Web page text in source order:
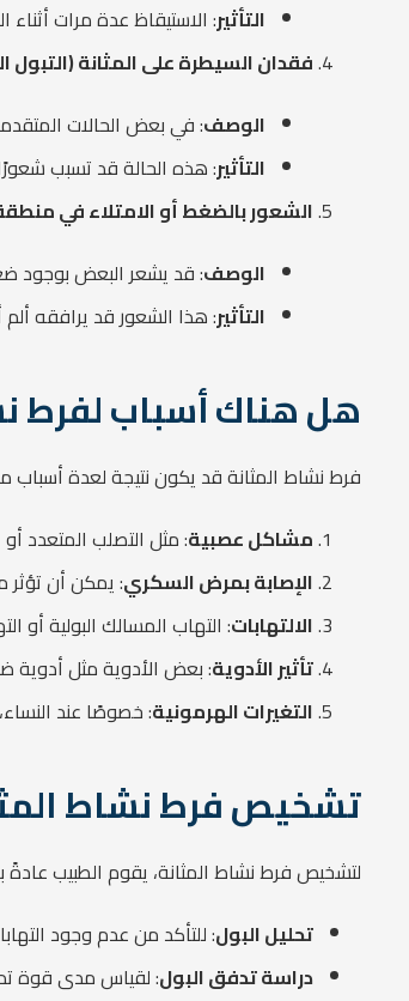
التأثير: الاستيقاظ عدة مرات أثناء
فقدان السيطرة على المثانة (التبول
الوصف: في بعض الحالات
التأثير: هذه الحالة قد تسبب
الشعور بالضغط أو الامتلاء في
الوصف: قد يشعر البعض بوجود
التأثير: هذا الشعور قد يرافقه
هل هناك أسباب لفرط
فرط نشاط المثانة قد يكون نتيجة لعدة أسباب
مشاكل عصبية: مثل التصلب المتعدد
الإصابة بمرض السكري: يمكن أن تؤثر
الالتهابات: التهاب المسالك البولية أو
تأثير الأدوية: بعض الأدوية مثل
التغيرات الهرمونية: خصوصًا عند
تشخيص فرط نشاط
لتشخيص فرط نشاط المثانة، يقوم الطبيب
تحليل البول: للتأكد من عدم وجود
دراسة تدفق البول: لقياس مدى قوة